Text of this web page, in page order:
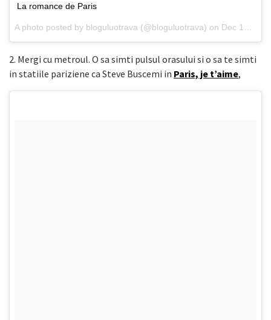
La romance de Paris
A photo posted by bloguluotrava (@bloguluotrava) on Dec 12, 2014 at 5:27am PST
2. Mergi cu metroul. O sa simti pulsul orasului si o sa te simti
in statiile pariziene ca Steve Buscemi in Paris, je t’aime,